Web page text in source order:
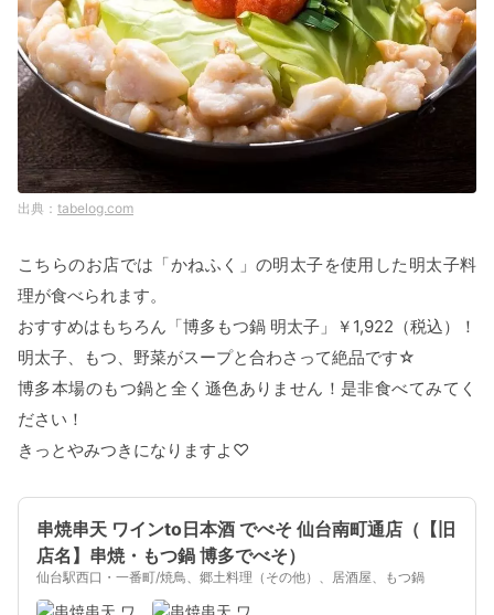
tabelog.com
こちらのお店では「かねふく」の明太子を使用した明太子料
理が食べられます。
おすすめはもちろん「博多もつ鍋 明太子」￥1,922（税込）！
明太子、もつ、野菜がスープと合わさって絶品です☆
博多本場のもつ鍋と全く遜色ありません！是非食べてみてく
ださい！
きっとやみつきになりますよ♡
串焼串天 ワインto日本酒 でべそ 仙台南町通店（【旧
店名】串焼・もつ鍋 博多でべそ）
仙台駅西口・一番町/焼鳥、郷土料理（その他）、居酒屋、もつ鍋